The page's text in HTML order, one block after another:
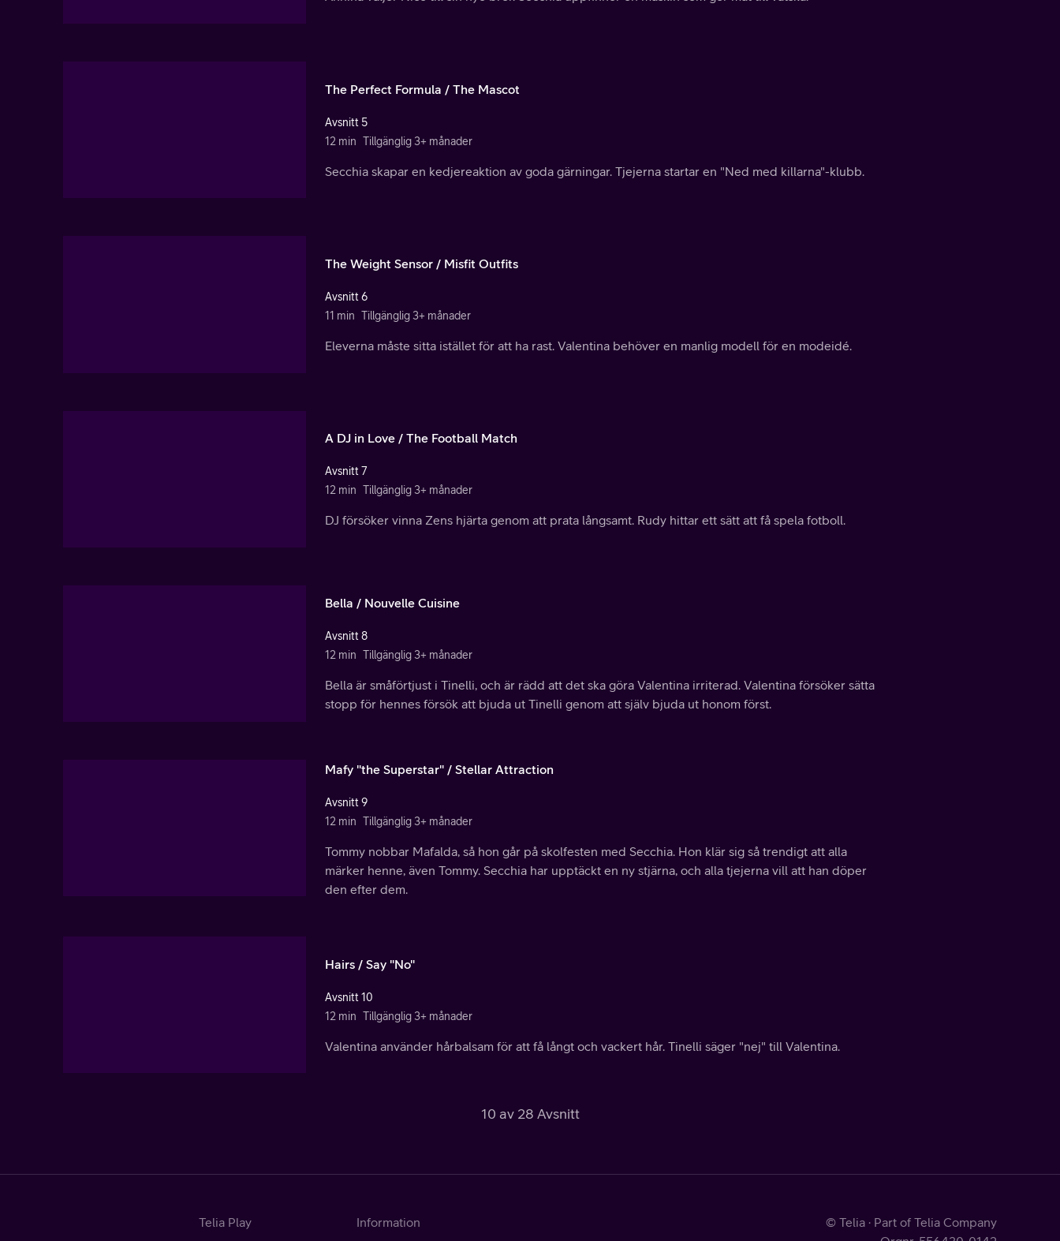
The Perfect Formula / The Mascot
Avsnitt 5
12 min Tillgänglig 3+ månader
Secchia skapar en kedjereaktion av goda gärningar. Tjejerna startar en "Ned med killarna"-klubb.
The Weight Sensor / Misfit Outfits
Avsnitt 6
11 min Tillgänglig 3+ månader
Eleverna måste sitta istället för att ha rast. Valentina behöver en manlig modell för en modeidé.
A DJ in Love / The Football Match
Avsnitt 7
12 min Tillgänglig 3+ månader
DJ försöker vinna Zens hjärta genom att prata långsamt. Rudy hittar ett sätt att få spela fotboll.
Bella / Nouvelle Cuisine
Avsnitt 8
12 min Tillgänglig 3+ månader
Bella är småförtjust i Tinelli, och är rädd att det ska göra Valentina irriterad. Valentina försöker sätta
stopp för hennes försök att bjuda ut Tinelli genom att själv bjuda ut honom först.
Mafy "the Superstar" / Stellar Attraction
Avsnitt 9
12 min Tillgänglig 3+ månader
Tommy nobbar Mafalda, så hon går på skolfesten med Secchia. Hon klär sig så trendigt att alla
märker henne, även Tommy. Secchia har upptäckt en ny stjärna, och alla tjejerna vill att han döper
den efter dem.
Hairs / Say "No"
Avsnitt 10
12 min Tillgänglig 3+ månader
Valentina använder hårbalsam för att få långt och vackert hår. Tinelli säger "nej" till Valentina.
10 av 28 Avsnitt
Telia Play
Information
© Telia · Part of Telia Company